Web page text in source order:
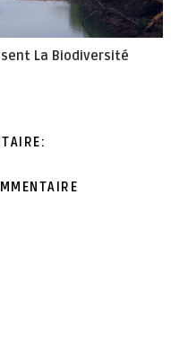
La Biodiversité